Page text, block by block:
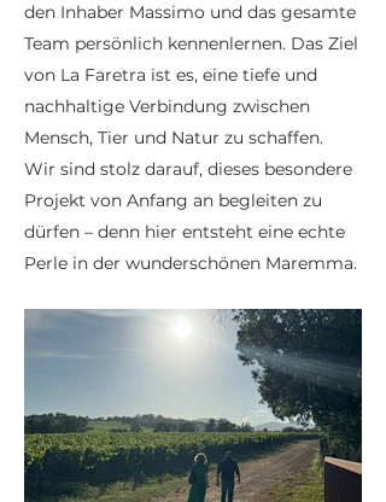
den Inhaber Massimo und das gesamte
Team persönlich kennenlernen. Das Ziel
von La Faretra ist es, eine tiefe und
nachhaltige Verbindung zwischen
Mensch, Tier und Natur zu schaffen.
Wir sind stolz darauf, dieses besondere
Projekt von Anfang an begleiten zu
dürfen – denn hier entsteht eine echte
Perle in der wunderschönen Maremma.